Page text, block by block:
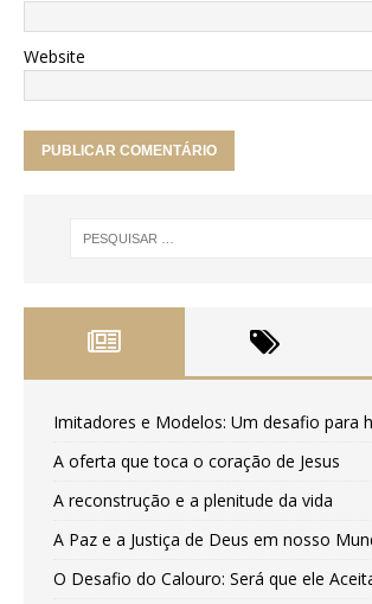
Website
Imitadores e Modelos: Um desafio para
A oferta que toca o coração de Jesus
A reconstrução e a plenitude da vida
A Paz e a Justiça de Deus em nosso
O Desafio do Calouro: Será que ele